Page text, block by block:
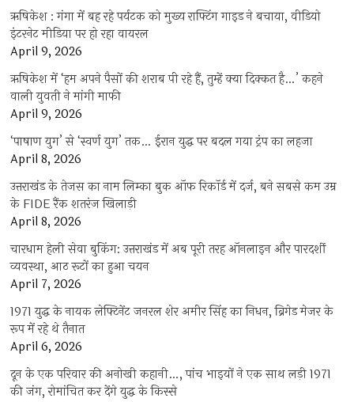
ऋषिकेश : गंगा में बह रहे पर्यटक को मुख्य राफ्टिंग गाइड ने बचाया, वीडियो
इंटरनेट मीडिया पर हो रहा वायरल
April 9, 2026
ऋषिकेश में ‘हम अपने पैसों की शराब पी रहे हैं, तुम्हें क्या दिक्कत है…’ कहने
वाली युवती ने मांगी माफी
April 9, 2026
‘पाषाण युग’ से ‘स्वर्ण युग’ तक… ईरान युद्ध पर बदल गया ट्रंप का लहजा
April 8, 2026
उत्तराखंड के तेजस का नाम लिम्का बुक ऑफ रिकॉर्ड में दर्ज, बने सबसे कम उम्र
के FIDE रैंक शतरंज खिलाड़ी
April 8, 2026
चारधाम हेली सेवा बुकिंग: उत्तराखंड में अब पूरी तरह ऑनलाइन और पारदर्शी
व्यवस्था, आठ रूटों का हुआ चयन
April 7, 2026
1971 युद्ध के नायक लेफ्टिनेंट जनरल शेर अमीर सिंह का निधन, ब्रिगेड मेजर के
रूप में रहे थे तैनात
April 6, 2026
दून के एक परिवार की अनोखी कहानी…, पांच भाइयों ने एक साथ लड़ी 1971
की जंग, रोमांचित कर देंगे युद्ध के किस्से